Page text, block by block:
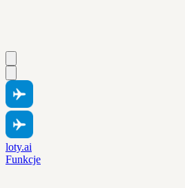
loty.ai
Funkcje